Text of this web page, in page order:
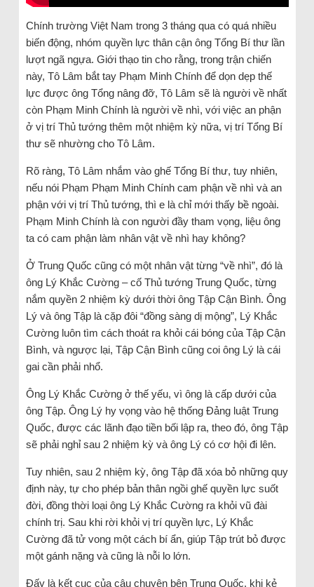
Chính trường Việt Nam trong 3 tháng qua có quá nhiều
biến động, nhóm quyền lực thân cận ông Tổng Bí thư lần
lượt ngã ngựa. Giới thạo tin cho rằng, trong trận chiến
này, Tô Lâm bắt tay Phạm Minh Chính để dọn dẹp thế
lực được ông Tổng nâng đỡ, Tô Lâm sẽ là người về nhất
còn Phạm Minh Chính là người về nhì, với việc an phận
ở vị trí Thủ tướng thêm một nhiệm kỳ nữa, vị trí Tổng Bí
thư sẽ nhường cho Tô Lâm.
Rõ ràng, Tô Lâm nhắm vào ghế Tổng Bí thư, tuy nhiên,
nếu nói Phạm Phạm Minh Chính cam phận về nhì và an
phận với vị trí Thủ tướng, thì e là chỉ mới thấy bề ngoài.
Phạm Minh Chính là con người đầy tham vọng, liệu ông
ta có cam phận làm nhân vật về nhì hay không?
Ở Trung Quốc cũng có một nhân vật từng “về nhì”, đó là
ông Lý Khắc Cường – cố Thủ tướng Trung Quốc, từng
nắm quyền 2 nhiệm kỳ dưới thời ông Tập Cận Bình. Ông
Lý và ông Tập là cặp đôi “đồng sàng dị mộng”, Lý Khắc
Cường luôn tìm cách thoát ra khỏi cái bóng của Tập Cận
Bình, và ngược lại, Tập Cận Bình cũng coi ông Lý là cái
gai cần phải nhổ.
Ông Lý Khắc Cường ở thế yếu, vì ông là cấp dưới của
ông Tập. Ông Lý hy vọng vào hệ thống Đảng luật Trung
Quốc, được các lãnh đạo tiền bối lập ra, theo đó, ông Tập
sẽ phải nghỉ sau 2 nhiệm kỳ và ông Lý có cơ hội đi lên.
Tuy nhiên, sau 2 nhiệm kỳ, ông Tập đã xóa bỏ những quy
định này, tự cho phép bản thân ngồi ghế quyền lực suốt
đời, đồng thời loại ông Lý Khắc Cường ra khỏi vũ đài
chính trị. Sau khi rời khỏi vị trí quyền lực, Lý Khắc
Cường đã tử vong một cách bí ẩn, giúp Tập trút bỏ được
một gánh nặng và cũng là nỗi lo lớn.
Đấy là kết cục của câu chuyện bên Trung Quốc, khi kẻ